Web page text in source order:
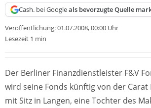
Cash. bei Googleals bevorzugte Quelle
Veröffentlichung:01.07.2008, 00:00 Uhr
Lesezeit 1 min
Der Berliner Finanzdienstleister F&V
wird seine Fonds künftig von der Carat
mit Sitz in Langen, eine Tochter des